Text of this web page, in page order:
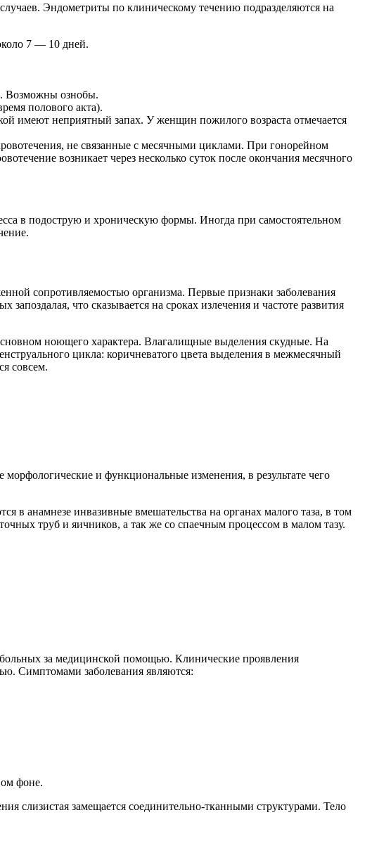
Эндометриты по клиническому течению подразделяются на
7 — 10 дней.
Возможны ознобы.
полового акта).
имеют неприятный запах. У женщин пожилого возраста отмечается
не связанные с месячными циклами. При гонорейном
возникает через несколько суток после окончания месячного
в подострую и хроническую формы. Иногда при самостоятельном
сопротивляемостью организма. Первые признаки заболевания
что сказывается на сроках излечения и частоте развития
ноющего характера. Влагалищные выделения скудные. На
цикла: коричневатого цвета выделения в межмесячный
совсем.
и функциональные изменения, в результате чего
в анамнезе инвазивные вмешательства на органах малого таза, в том
труб и яичников, а так же со спаечным процессом в малом тазу.
за медицинской помощью. Клинические проявления
Симптомами заболевания являются:
фоне.
слизистая замещается соединительно-тканными структурами. Тело